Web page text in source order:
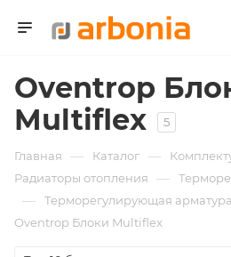
Oventrop
Multiflex
5
Главная — Каталог —
Радиаторы отопления —
— Терморегулирующая
Oventrop Блоки Multiflex